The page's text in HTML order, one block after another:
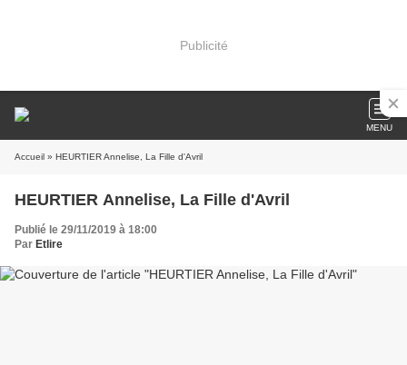
Publicité
MENU
Accueil » HEURTIER Annelise, La Fille d'Avril
HEURTIER Annelise, La Fille d'Avril
Publié le 29/11/2019 à 18:00
Par Etlire